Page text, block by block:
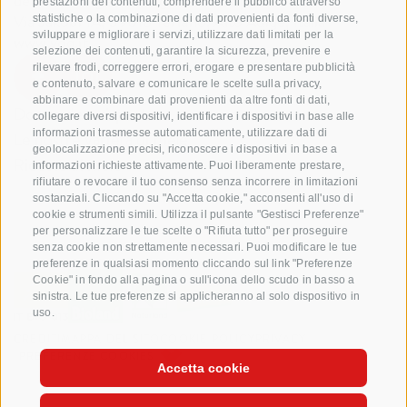
statistiche o la combinazione di dati provenienti da fonti diverse,
sviluppare e migliorare i servizi, utilizzare dati limitati per la
selezione dei contenuti, garantire la sicurezza, prevenire e
rilevare frodi, correggere errori, erogare e presentare pubblicità
e contenuto, salvare e comunicare le scelte sulla privacy,
abbinare e combinare dati provenienti da altre fonti di dati,
collegare diversi dispositivi, identificare i dispositivi in base alle
informazioni trasmesse automaticamente, utilizzare dati di
geolocalizzazione precisi, riconoscere i dispositivi in base a
informazioni richieste attivamente. Puoi liberamente prestare,
rifiutare o revocare il tuo consenso senza incorrere in limitazioni
sostanziali. Cliccando su "Accetta cookie," acconsenti all'uso di
cookie e strumenti simili. Utilizza il pulsante "Gestisci Preferenze"
per personalizzare le tue scelte o "Rifiuta tutto" per proseguire
senza cookie non strettamente necessari. Puoi modificare le tue
preferenze in qualsiasi momento cliccando sul link "Preferenze
Cookie" in fondo alla pagina o sull'icona dello scudo in basso a
sinistra. Le tue preferenze si applicheranno al solo dispositivo in
uso.
Accetta cookie
Via Jakobi 1A, 39018 Terlano, Alto Adige, Italia
www.vog.it
Domande e risposte
Le nostre varietá di mele
Ricette di mele
PREFERENZE COOKIES